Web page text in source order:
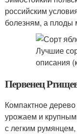
российским
болезням, а плоды
Первенец
Компактное
урожаем и
с легким